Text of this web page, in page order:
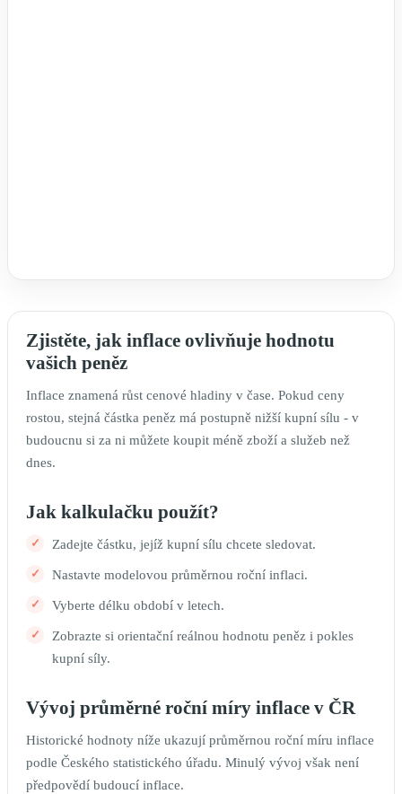
Zjistěte, jak inflace ovlivňuje hodnotu
vašich peněz
Inflace znamená růst cenové hladiny v čase. Pokud ceny
rostou, stejná částka peněz má postupně nižší kupní sílu - v
budoucnu si za ni můžete koupit méně zboží a služeb než
dnes.
Jak kalkulačku použít?
Zadejte částku, jejíž kupní sílu chcete sledovat.
Nastavte modelovou průměrnou roční inflaci.
Vyberte délku období v letech.
Zobrazte si orientační reálnou hodnotu peněz i pokles
kupní síly.
Vývoj průměrné roční míry inflace v ČR
Historické hodnoty níže ukazují průměrnou roční míru inflace
podle Českého statistického úřadu. Minulý vývoj však není
předpovědí budoucí inflace.